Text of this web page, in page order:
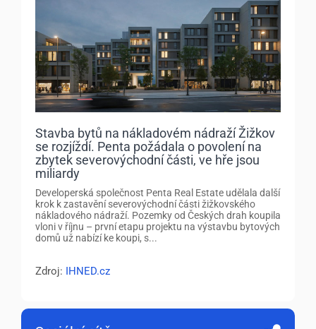
Stavba bytů na nákladovém nádraží Žižkov
se rozjíždí. Penta požádala o povolení na
zbytek severovýchodní části, ve hře jsou
miliardy
Developerská společnost Penta Real Estate udělala další
krok k zastavění severovýchodní části žižkovského
nákladového nádraží. Pozemky od Českých drah koupila
vloni v říjnu – první etapu projektu na výstavbu bytových
domů už nabízí ke koupi, s...
Zdroj: IHNED.cz